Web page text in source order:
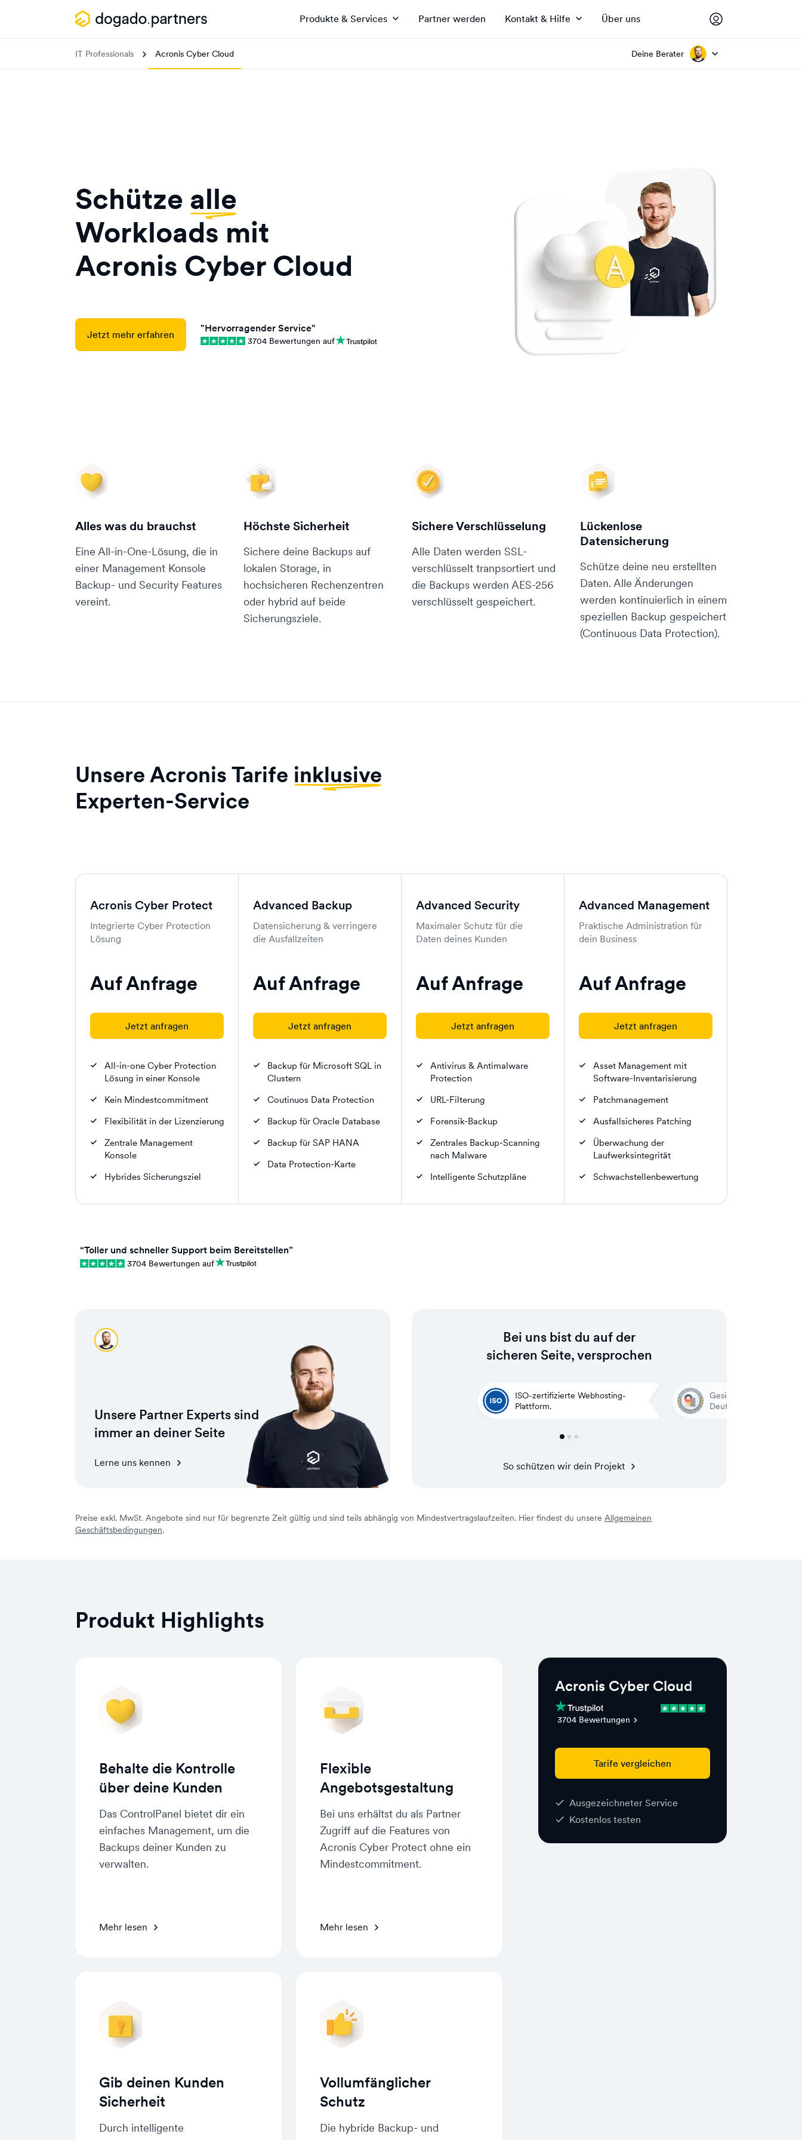
Produkte & Services Partner werden Kontakt & Hilfe Über uns
IT Professionals Acronis Cyber Cloud Deine Berater
Schütze alle
Workloads mit
Acronis Cyber Cloud
Jetzt mehr erfahren
"Hervorragender Service"
3704 Bewertungen auf
Alles was du brauchst
Eine All-in-One-Lösung, die in
einer Management Konsole
Backup- und Security Features
vereint.
Höchste Sicherheit
Sichere deine Backups auf
lokalen Storage, in
hochsicheren Rechenzentren
oder hybrid auf beide
Sicherungsziele.
Sichere Verschlüsselung
Alle Daten werden SSL-
verschlüsselt tranpsortiert und
die Backups werden AES-256
verschlüsselt gespeichert.
Lückenlose
Datensicherung
Schütze deine neu erstellten
Daten. Alle Änderungen
werden kontinuierlich in einem
speziellen Backup gespeichert
(Continuous Data Protection).
Unsere Acronis Tarife inklusive
Experten-Service
Acronis Cyber Protect
Integrierte Cyber Protection
Lösung
Auf Anfrage
Jetzt anfragen
All-in-one Cyber Protection
Lösung in einer Konsole
Kein Mindestcommitment
Flexibilität in der Lizenzierung
Zentrale Management
Konsole
Hybrides Sicherungsziel
Advanced Backup
Datensicherung & verringere
die Ausfallzeiten
Auf Anfrage
Jetzt anfragen
Backup für Microsoft SQL in
Clustern
Coutinuos Data Protection
Backup für Oracle Database
Backup für SAP HANA
Data Protection-Karte
Advanced Security
Maximaler Schutz für die
Daten deines Kunden
Auf Anfrage
Jetzt anfragen
Antivirus & Antimalware
Protection
URL-Filterung
Forensik-Backup
Zentrales Backup-Scanning
nach Malware
Intelligente Schutzpläne
Advanced Management
Praktische Administration für
dein Business
Auf Anfrage
Jetzt anfragen
Asset Management mit
Software-Inventarisierung
Patchmanagement
Ausfallsicheres Patching
Überwachung der
Laufwerksintegrität
Schwachstellenbewertung
“Toller und schneller Support beim Bereitstellen”
3704 Bewertungen auf
Monti
Unsere Partner Experts sind
immer an deiner Seite
Lerne uns kennen
Bei uns bist du auf der
sicheren Seite, versprochen
ISO-zertifizierte Webhosting-
Plattform.
Gesicherte
Deutschland.
So schützen wir dein Projekt
Preise exkl. MwSt. Angebote sind nur für begrenzte Zeit gültig und sind teils abhängig von Mindestvertragslaufzeiten. Hier findest du unsere Allgemeinen
Geschäftsbedingungen.
Produkt Highlights
Behalte die Kontrolle
über deine Kunden
Das ControlPanel bietet dir ein
einfaches Management, um die
Backups deiner Kunden zu
verwalten.
Mehr lesen
Flexible
Angebotsgestaltung
Bei uns erhältst du als Partner
Zugriff auf die Features von
Acronis Cyber Protect ohne ein
Mindestcommitment.
Mehr lesen
Gib deinen Kunden
Sicherheit
Durch intelligente
Vollumfänglicher
Schutz
Die hybride Backup- und
Acronis Cyber Cloud
3704 Bewertungen
Tarife vergleichen
Ausgezeichneter Service
Kostenlos testen